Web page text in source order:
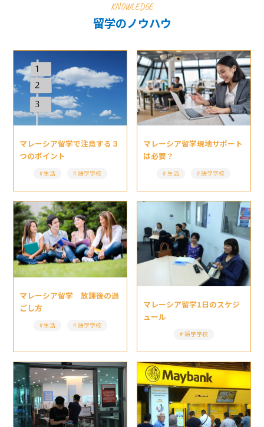
KNOWLEDGE
留学のノウハウ
マレーシア留学で注意する３
つのポイント
生活 語学学校
マレーシア留学現地サポート
は必要？
生活 語学学校
マレーシア留学 放課後の過
ごし方
生活 語学学校
マレーシア留学1日のスケジ
ュール
語学学校